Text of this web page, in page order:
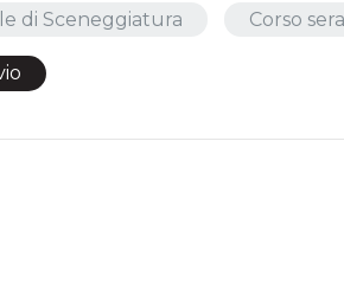
di Sceneggiatura Corso